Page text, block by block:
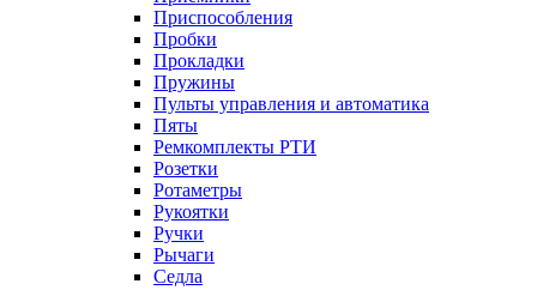
Приспособления
Пробки
Прокладки
Пружины
Пульты управления и автоматика
Пяты
Ремкомплекты РТИ
Розетки
Ротаметры
Рукоятки
Ручки
Рычаги
Седла